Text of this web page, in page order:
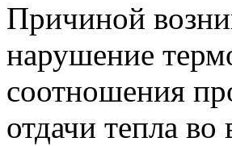
Причиной
нарушение
соотношения
отдачи тепла